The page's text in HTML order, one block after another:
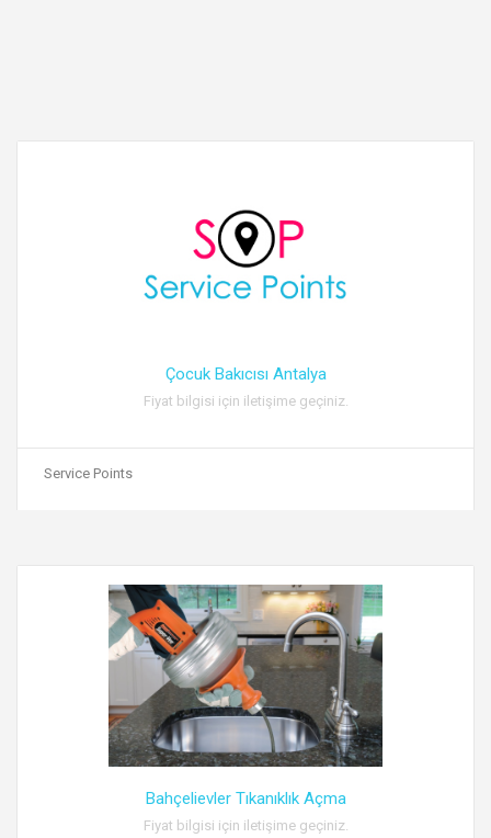
Çocuk Bakıcısı Antalya
Fiyat bilgisi için iletişime geçiniz.
Service Points
Bahçelievler Tıkanıklık Açma
Fiyat bilgisi için iletişime geçiniz.